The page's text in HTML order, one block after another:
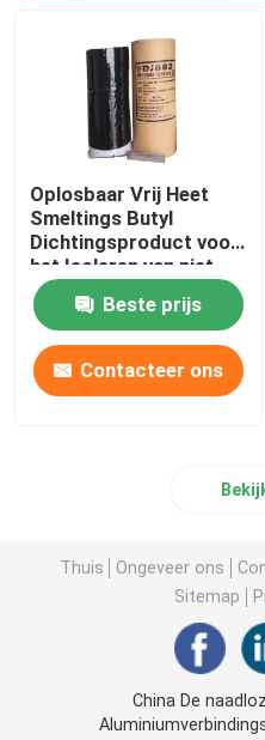
Architecturaal
Oplosbaar Vrij Heet
Smeltings Butyl
Dichtingsproduct voor
het Isoleren van niet
Glas die vertroebelen
Beste prijs
Contacteer ons
Thuis Ongeveer ons
Sitemap
China De